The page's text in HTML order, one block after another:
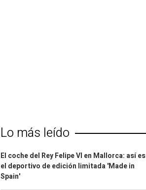
Lo más leído
El coche del Rey Felipe VI en Mallorca: así es
el deportivo de edición limitada 'Made in
Spain'